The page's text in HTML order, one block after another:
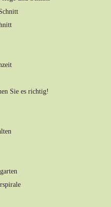
Sie es richtig!